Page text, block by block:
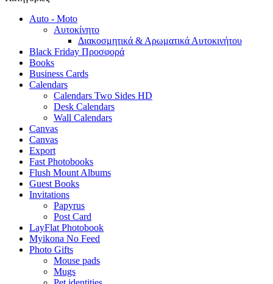
Auto - Moto
Αυτοκίνητο
Διακοσμητικά & Αρωματικά Αυτοκινήτου
Black Friday Προσφορά
Books
Business Cards
Calendars
Calendars Two Sides HD
Desk Calendars
Wall Calendars
Canvas
Canvas
Export
Fast Photobooks
Flush Mount Albums
Guest Books
Invitations
Papyrus
Post Card
LayFlat Photobook
Myikona No Feed
Photo Gifts
Mouse pads
Mugs